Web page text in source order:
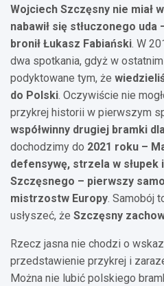
Wojciech Szczęsny nie miał
nabawił się stłuczonego
bronił Łukasz Fabiański. W
dwa spotkania, gdyż w ostatnim
podyktowane tym, że
do Polski. Oczywiście nie
przykrej historii w pierwszym
współwinny drugiej bramki
dochodzimy do 2021 roku –
defensywę, strzela w słupek
Szczęsnego – pierwszy
mistrzostw Europy. Samobój
usłyszeć, że Szczęsny
Rzecz jasna nie chodzi o
przedstawienie przykrej i
Można nie lubić polskiego